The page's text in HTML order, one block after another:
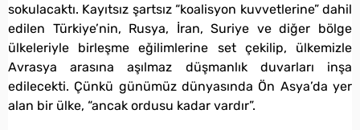
sokulacaktı. Kayıtsız şartsız “koalisyon kuvvetlerine” dahil
edilen Türkiye’nin, Rusya, İran, Suriye ve diğer bölge
ülkeleriyle birleşme eğilimlerine set çekilip, ülkemizle
Avrasya arasına aşılmaz düşmanlık duvarları inşa
edilecekti. Çünkü günümüz dünyasında Ön Asya’da yer
alan bir ülke, “ancak ordusu kadar vardır”.